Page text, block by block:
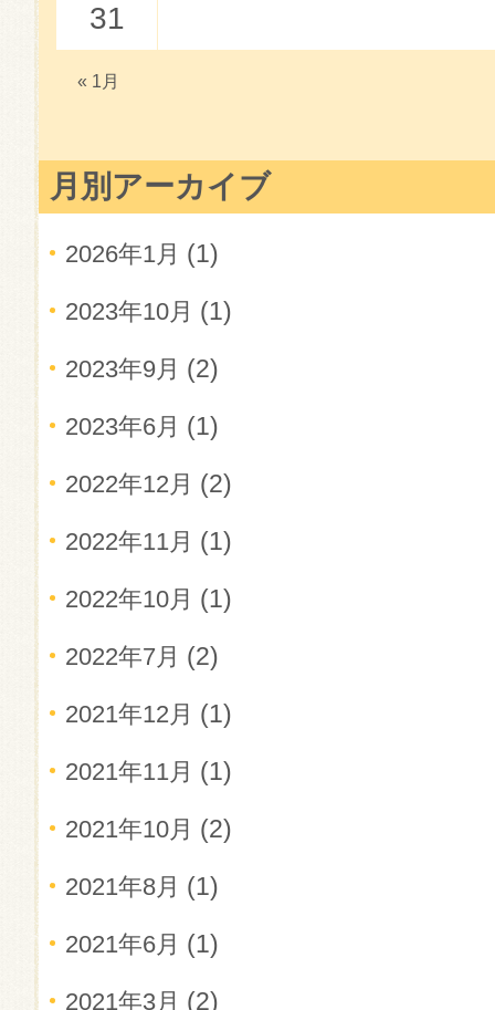
31
« 1月
月別アーカイブ
2026年1月 (1)
2023年10月 (1)
2023年9月 (2)
2023年6月 (1)
2022年12月 (2)
2022年11月 (1)
2022年10月 (1)
2022年7月 (2)
2021年12月 (1)
2021年11月 (1)
2021年10月 (2)
2021年8月 (1)
2021年6月 (1)
2021年3月 (2)